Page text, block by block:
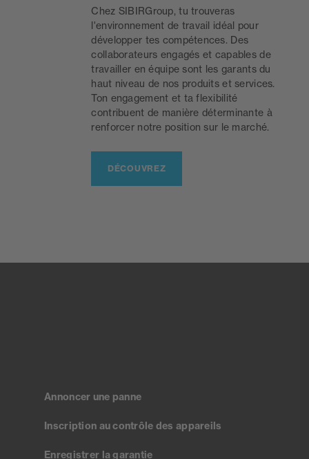
Chez SIBIRGroup, tu trouveras
l'environnement de travail idéal pour
développer tes compétences. Des
collaborateurs engagés et capables de
travailler en équipe sont les garants du
haut niveau de nos produits et services.
Ton engagement et ta flexibilité
contribuent de manière déterminante à
renforcer notre position sur le marché.
DÉCOUVREZ
Annoncer une panne
Inscription au contrôle des appareils
Enregistrer la garantie